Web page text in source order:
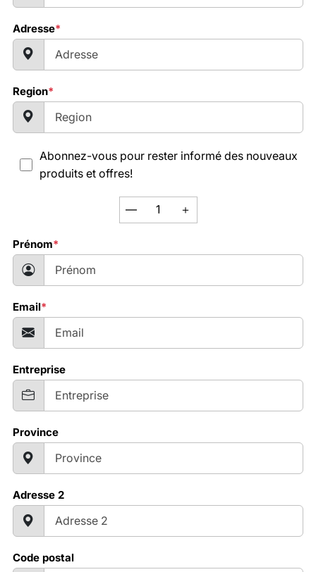
Adresse*
Region*
Abonnez-vous pour rester informé des nouveaux
produits et offres!
— ＋
Prénom*
Email*
Entreprise
Province
Adresse 2
Code postal